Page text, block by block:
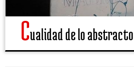
Cualidad de lo abstracto